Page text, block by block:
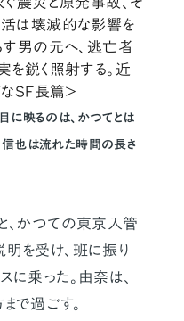
は壊滅的な影響を
す男の元へ、逃亡者
鋭く照射する。近
SF長篇＞
に映るのは、かつてとは
信也は流れた時間の長さ
、かつての東京入管
を受け、班に振り
に乗った。由奈は、
で過ごす。